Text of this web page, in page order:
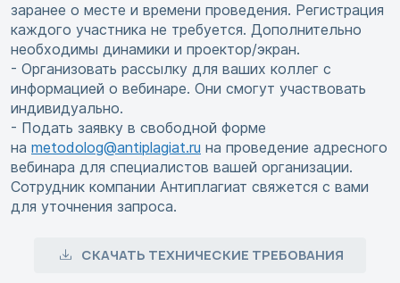
заранее о месте и времени проведения. Регистрация
каждого участника не требуется. Дополнительно
необходимы динамики и проектор/экран.
- Организовать рассылку для ваших коллег с
информацией о вебинаре. Они смогут участвовать
индивидуально.
- Подать заявку в свободной форме
на metodolog@antiplagiat.ru на проведение адресного
вебинара для специалистов вашей организации.
Сотрудник компании Антиплагиат свяжется с вами
для уточнения запроса.
СКАЧАТЬ ТЕХНИЧЕСКИЕ ТРЕБОВАНИЯ